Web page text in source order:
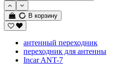
В корзину
антенный переходник
переходник для антенны
Incar ANT-7